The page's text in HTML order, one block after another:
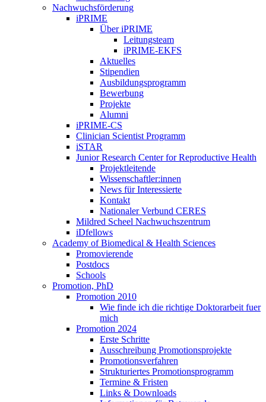
Nachwuchsförderung
iPRIME
Über iPRIME
Leitungsteam
iPRIME-EKFS
Aktuelles
Stipendien
Ausbildungsprogramm
Bewerbung
Projekte
Alumni
iPRIME-CS
Clinician Scientist Programm
iSTAR
Junior Research Center for Reproductive Health
Projektleitende
Wissenschaftler:innen
News für Interessierte
Kontakt
Nationaler Verbund CERES
Mildred Scheel Nachwuchszentrum
iDfellows
Academy of Biomedical & Health Sciences
Promovierende
Postdocs
Schools
Promotion, PhD
Promotion 2010
Wie finde ich die richtige Doktorarbeit fuer
mich
Promotion 2024
Erste Schritte
Ausschreibung Promotionsprojekte
Promotionsverfahren
Strukturiertes Promotionsprogramm
Termine & Fristen
Links & Downloads